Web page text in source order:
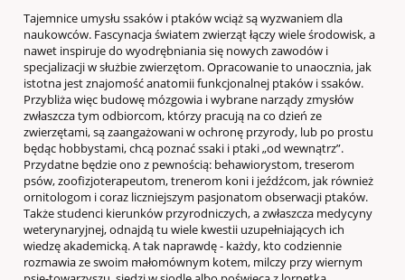
Tajemnice umysłu ssaków i ptaków wciąż są wyzwaniem dla
naukowców. Fascynacja światem zwierząt łączy wiele środowisk, a
nawet inspiruje do wyodrębniania się nowych zawodów i
specjalizacji w służbie zwierzętom. Opracowanie to unaocznia, jak
istotna jest znajomość anatomii funkcjonalnej ptaków i ssaków.
Przybliża więc budowę mózgowia i wybrane narządy zmysłów
zwłaszcza tym odbiorcom, którzy pracują na co dzień ze
zwierzętami, są zaangażowani w ochronę przyrody, lub po prostu
będąc hobbystami, chcą poznać ssaki i ptaki „od wewnątrz”.
Przydatne będzie ono z pewnością: behawiorystom, treserom
psów, zoofizjoterapeutom, trenerom koni i jeźdźcom, jak również
ornitologom i coraz liczniejszym pasjonatom obserwacji ptaków.
Także studenci kierunków przyrodniczych, a zwłaszcza medycyny
weterynaryjnej, odnajdą tu wiele kwestii uzupełniających ich
wiedzę akademicką. A tak naprawdę - każdy, kto codziennie
rozmawia ze swoim małomównym kotem, milczy przy wiernym